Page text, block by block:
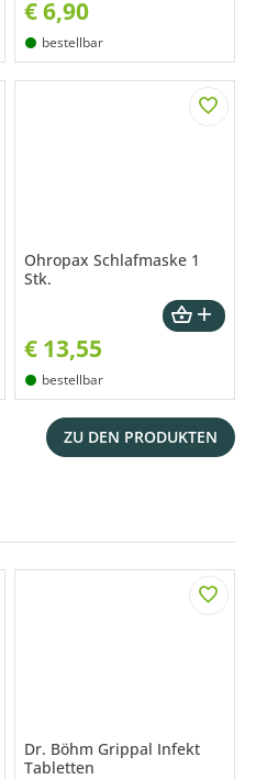
€6,90
bestellbar
Ohropax Schlafmaske 1
Stk.
€ 13,55
bestellbar
ZU DEN PRODUKTEN
Dr. Böhm Grippal Infekt
Tabletten